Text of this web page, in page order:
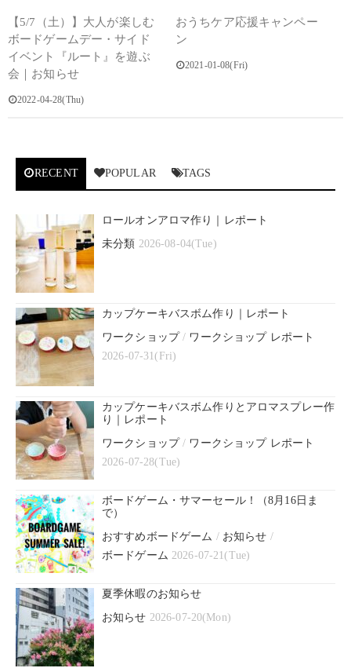
【5/7（土）】大人が楽しむ
ボードゲームデー・サイド
イベント『ルート』を遊ぶ
会｜お知らせ
2022-04-28(Thu)
おうちケア応援キャンペー
ン
2021-01-08(Fri)
RECENT POPULAR TAGS
ロールオンアロマ作り｜レポート
未分類 2026-08-04(Tue)
カップケーキバスボム作り｜レポート
ワークショップ/ ワークショップ レポート
2026-07-31(Fri)
カップケーキバスボム作りとアロマスプレー作
り｜レポート
ワークショップ/ ワークショップ レポート
2026-07-28(Tue)
ボードゲーム・サマーセール！（8月16日ま
で）
おすすめボードゲーム / お知らせ /
ボードゲーム 2026-07-21(Tue)
夏季休暇のお知らせ
お知らせ 2026-07-20(Mon)